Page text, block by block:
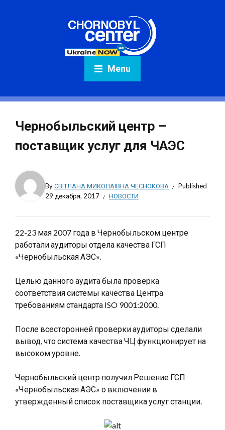
Menu
Чернобыльский центр –
поставщик услуг для ЧАЭС
ByСВІТЛАНА МИКОЛАЇВНА ЧЕСНОКОВА
Published
29 декабря, 2017
НОВОСТИ
22-23 мая 2007 года в Чернобыльском центре
работали аудиторы отдела качества ГСП
«Чернобыльская АЭС».
Целью данного аудита была проверка
соответствия системы качества Центра
требованиям стандарта ISO 9001:2000.
После всесторонней проверки аудиторы сделали
вывод, что система качества ЧЦ функционирует на
высоком уровне.
Чернобыльский центр получил Решение ГСП
«Чернобыльская АЭС» о включении в
утвержденный список поставщика услуг станции.